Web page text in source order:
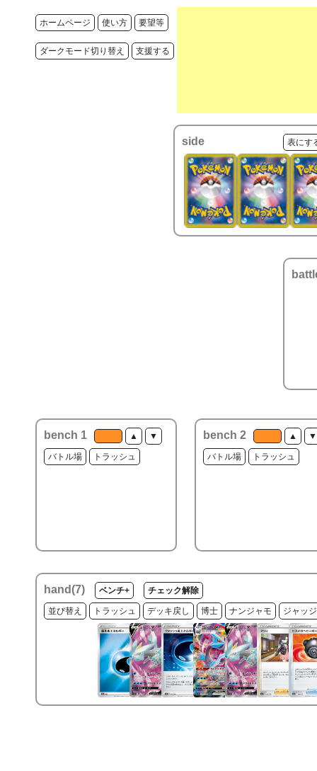
ホームページ 使い方 要望等
ダークモード切り替え 支援する
side 表にす
bench 1 ▲ ▼
バトル場 トラッシュ
bench 2 ▲ ▼
バトル場 トラッシュ
hand(7) ベンチ+ チェック解除
並び替え トラッシュ デッキ戻し 博士 ナンジャモ ジャッ